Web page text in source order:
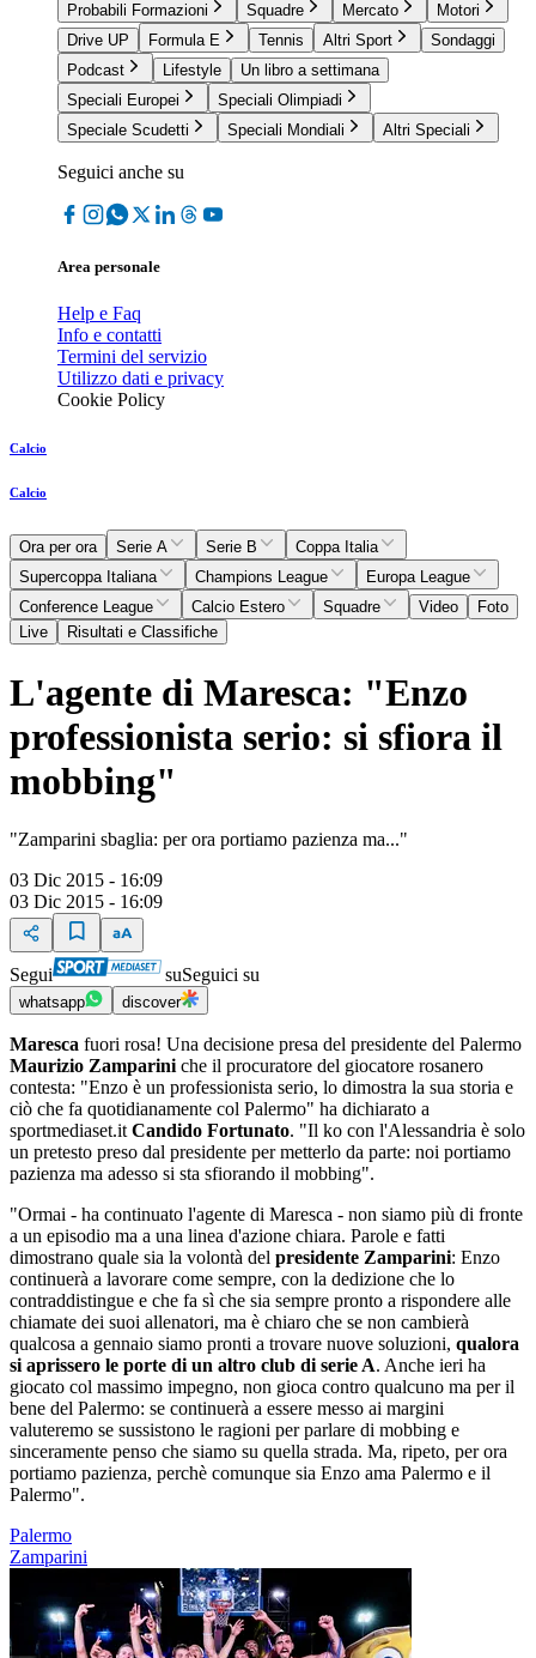
Probabili Formazioni
Squadre Mercato
Motori
Drive UP
Formula E Tennis Altri Sport
Sondaggi
Podcast
Lifestyle
Un libro a settimana
Speciali Europei
Speciali Olimpiadi
Speciale Scudetti
Speciali Mondiali Altri Speciali
Seguici anche su
Area personale
Help e Faq
Info e contatti
Termini del servizio
Utilizzo dati e privacy
Cookie Policy
Calcio
Calcio
Ora per ora Serie A Serie B
Coppa Italia
Supercoppa Italiana
Champions League
Europa League
Conference League
Calcio Estero Squadre Video
Foto
Live
Risultati e Classifiche
L'agente di Maresca: "Enzo
professionista serio: si sfiora il
mobbing"
"Zamparini sbaglia: per ora portiamo pazienza ma..."
03 Dic 2015 - 16:09
03 Dic 2015 - 16:09
Segui suSeguici su
whatsapp discover
Maresca fuori rosa! Una decisione presa del presidente del Palermo
Maurizio Zamparini che il procuratore del giocatore rosanero
contesta: "Enzo è un professionista serio, lo dimostra la sua storia e
ciò che fa quotidianamente col Palermo" ha dichiarato a
sportmediaset.it Candido Fortunato. "Il ko con l'Alessandria è solo
un pretesto preso dal presidente per metterlo da parte: noi portiamo
pazienza ma adesso si sta sfiorando il mobbing".
"Ormai - ha continuato l'agente di Maresca - non siamo più di fronte
a un episodio ma a una linea d'azione chiara. Parole e fatti
dimostrano quale sia la volontà del presidente Zamparini: Enzo
continuerà a lavorare come sempre, con la dedizione che lo
contraddistingue e che fa sì che sia sempre pronto a rispondere alle
chiamate dei suoi allenatori, ma è chiaro che se non cambierà
qualcosa a gennaio siamo pronti a trovare nuove soluzioni, qualora
si aprissero le porte di un altro club di serie A. Anche ieri ha
giocato col massimo impegno, non gioca contro qualcuno ma per il
bene del Palermo: se continuerà a essere messo ai margini
valuteremo se sussistono le ragioni per parlare di mobbing e
sinceramente penso che siamo su quella strada. Ma, ripeto, per ora
portiamo pazienza, perchè comunque sia Enzo ama Palermo e il
Palermo".
Palermo
Zamparini